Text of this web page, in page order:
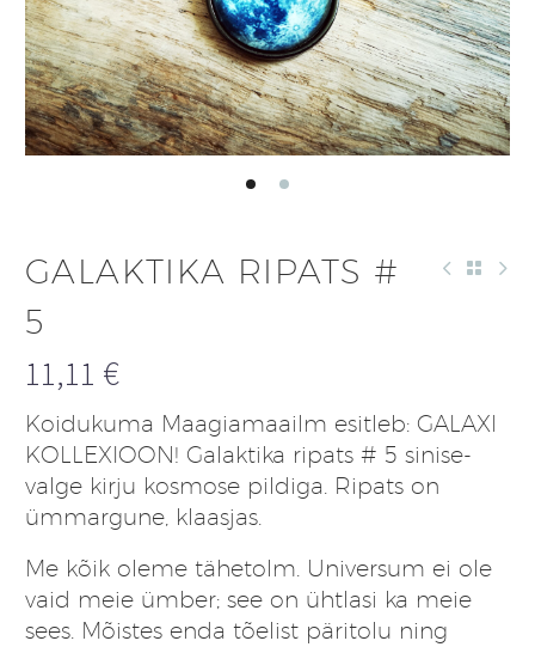
GALAKTIKA RIPATS #
5
11,11 €
Koidukuma Maagiamaailm esitleb: GALAXI
KOLLEXIOON! Galaktika ripats # 5 sinise-
valge kirju kosmose pildiga. Ripats on
ümmargune, klaasjas.
Me kõik oleme tähetolm. Universum ei ole
vaid meie ümber; see on ühtlasi ka meie
sees. Mõistes enda tõelist päritolu ning